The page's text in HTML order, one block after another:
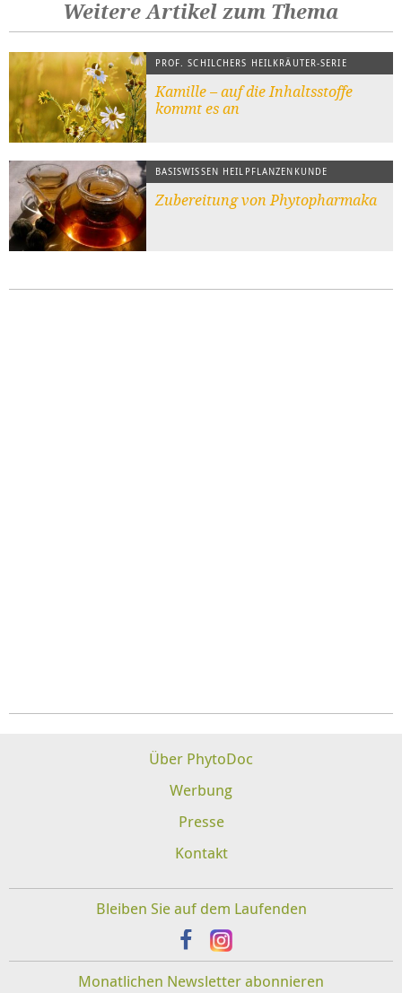
Weitere Artikel zum Thema
PROF. SCHILCHERS HEILKRÄUTER-SERIE
Kamille – auf die Inhaltsstoffe
kommt es an
BASISWISSEN HEILPFLANZENKUNDE
Zubereitung von Phytopharmaka
Über PhytoDoc
Werbung
Presse
Kontakt
Bleiben Sie auf dem Laufenden
Monatlichen Newsletter abonnieren